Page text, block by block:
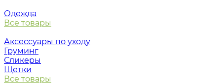
Одежда
Все товары
Аксессуары по уходу
Груминг
Сликеры
Щетки
Все товары